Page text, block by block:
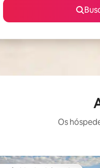
Os